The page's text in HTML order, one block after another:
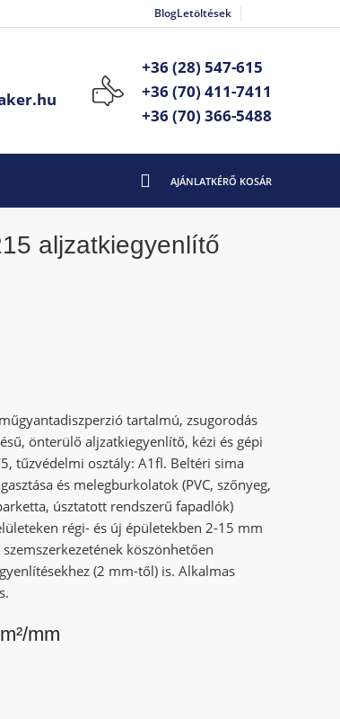
BlogLetöltések
+36 (28) 547-615
+36 (70) 411-7411
+36 (70) 366-5488
aljzatkiegyenlítő
tartalmú, zsugorodás
önterülő aljzatkiegyenlítő, kézi és gépi
tűzvédelmi osztály: A1fl. Beltéri sima
és melegburkolatok (PVC, szőnyeg,
úsztatott rendszerű fapadlók)
régi- és új épületekben 2-15 mm
köszönhetően
(2 mm-től) is. Alkalmas
mm